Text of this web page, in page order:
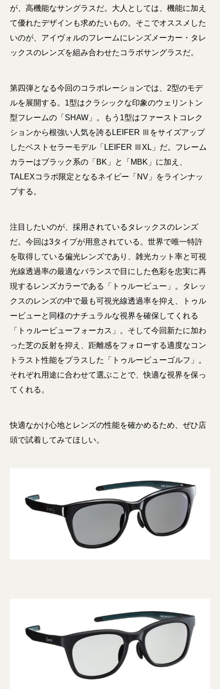
が、高機能なサングラスだ。大人としては、機能に加え
て優れたデザインも求めたいもの。そこでオススメした
いのが、アイヴォルのフレームにレンズメーカー・タレ
ックスのレンズを組み合わせたコラボサングラスだ。
第四弾となる今回のコラボレーションでは、2型のモデ
ルを展開する。1型はクラシックな印象のウェリントン
型フレームの「SHAW」。もう1型はファーストコレク
ションから根強い人気を誇るLEIFER Ⅲをサイズアップ
したベストセラーモデル「LEIFER ⅢXL」だ。フレーム
カラーはブラック系の「BK」と「MBK」に加え、
TALEXコラボ限定となるネイビー「NV」をラインナッ
プする。
注目したいのが、採用されているタレックスのレンズ
だ。今回は3タイプが用意されている。世界で唯一特許
を取得している偏光レンズであり、雑光カット率と可視
光線透過率の最適なバランスで目にした色彩を忠実に再
現するレンズカラーである「トゥルービュー」。タレッ
クスのレンズの中で最も可視光線透過率を抑え、トゥル
ービューと同様のナチュラルな視界を確保してくれる
「トゥルービューフォーカス」。そして今回新たに加わ
った芝の反射を抑え、距離感をフォローする適度なコン
トラスト性能をプラスした「トゥルービューゴルフ」。
それぞれ用途に合わせて選ぶことで、快適な視界を保っ
てくれる。
快適なかけ心地とレンズの性能を確かめるため、ぜひ店
頭で試着してみてほしい。